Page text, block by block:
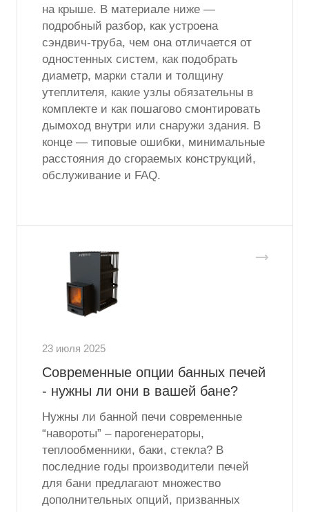
на крыше. В материале ниже —
подробный разбор, как устроена
сэндвич-труба, чем она отличается от
одностенных систем, как подобрать
диаметр, марки стали и толщину
утеплителя, какие узлы обязательны в
комплекте и как пошагово смонтировать
дымоход внутри или снаружи здания. В
конце — типовые ошибки, минимальные
расстояния до сгораемых конструкций,
обслуживание и FAQ.
23 июля 2025
Современные опции банных печей
- нужны ли они в вашей бане?
Нужны ли банной печи современные
“навороты” – парогенераторы,
теплообменники, баки, стекла? В
последние годы производители печей
для бани предлагают множество
дополнительных опций, призванных